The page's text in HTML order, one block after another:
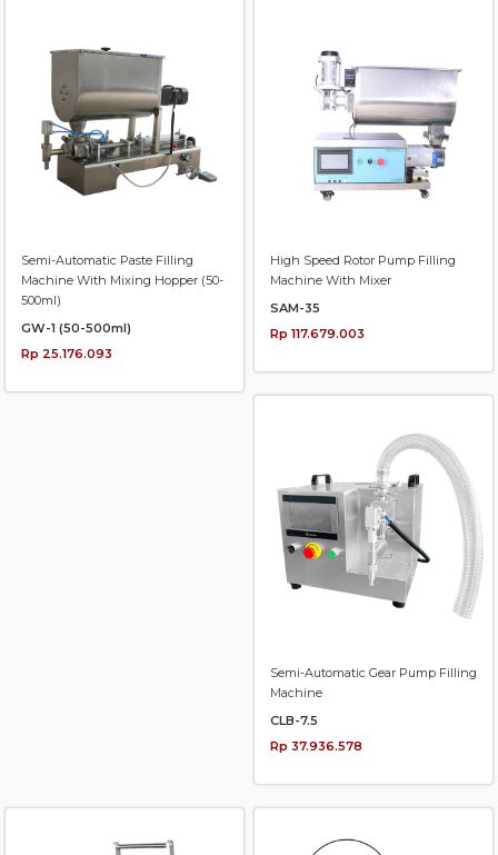
Semi-Automatic Paste Filling
Machine With Mixing Hopper (50-
500ml)
GW-1 (50-500ml)
Rp 25.176.093
High Speed Rotor Pump Filling
Machine With Mixer
SAM-35
Rp 117.679.003
Semi-Automatic Gear Pump Filling
Machine
CLB-7.5
Rp 37.936.578